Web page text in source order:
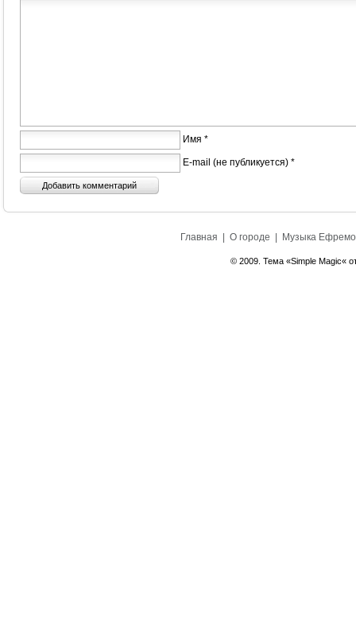
Имя *
E-mail (не публикуется) *
Главная О городе Музыка
© 2009. Тема «Simple Magic«